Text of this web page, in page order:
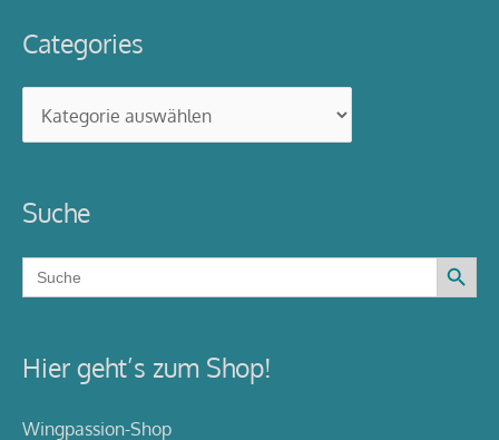
Categories
Suche
Search
for:
Search Button
Hier geht’s zum Shop!
Wingpassion-Shop